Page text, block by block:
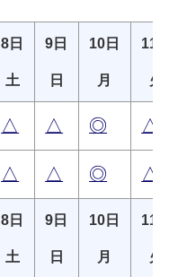
8日
土
9日
日
10日
月
11
火
△ △ ◎ △
△ △ ◎ △
8日
土
9日
日
10日
月
11
火